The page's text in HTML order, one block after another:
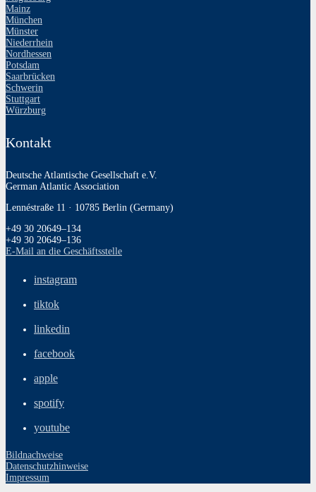
Mainz
München
Münster
Niederrhein
Nordhessen
Potsdam
Saarbrücken
Schwerin
Stuttgart
Würzburg
Kontakt
Deutsche Atlantische Gesellschaft e.V.
German Atlantic Association
Lennéstraße 11 · 10785 Berlin (Germany)
+49 30 20649–134
+49 30 20649–136
E‑Mail an die Geschäftsstelle
instagram
tiktok
linkedin
facebook
apple
spotify
youtube
Bildnachweise
Datenschutzhinweise
Impressum